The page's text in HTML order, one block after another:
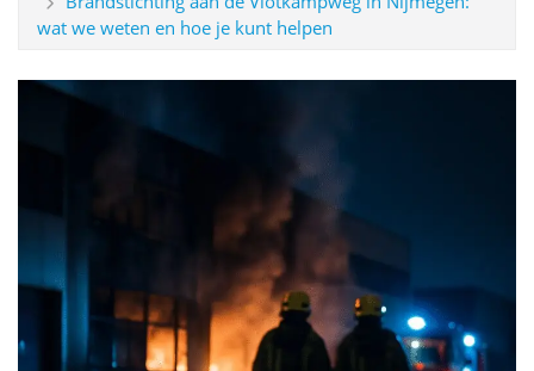
wat we weten en hoe je kunt helpen